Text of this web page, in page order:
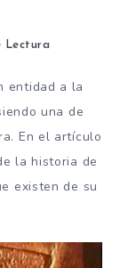
Lectura
entidad a la
una de
En el artículo
la historia de
existen de su